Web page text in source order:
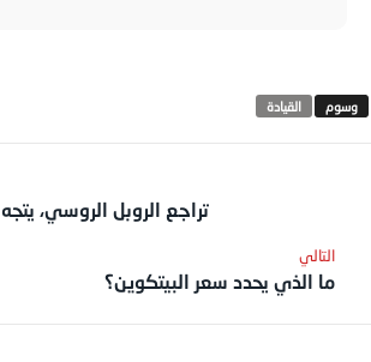
القيادة
تراجع الروبل الروسي،
ما الذي يحدد سعر البيتكوين؟